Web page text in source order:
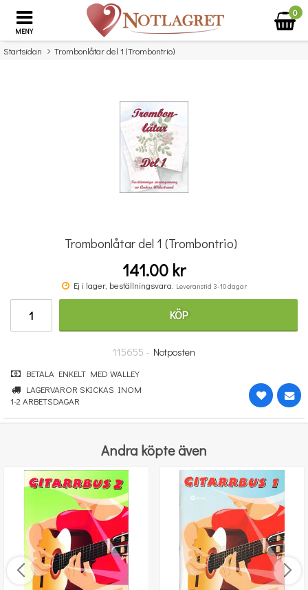
MENY
0
Startsidan Trombonlåtar del 1 (Trombontrio)
Blåsbanken 3 : Stämma 3 i Bb, Tenorsax/Baryton G-klav
Trombonlåtar del 1 (Trombontrio)
141.00 kr
Ej i lager, beställningsvara. Leveranstid 3-10 dagar
KÖP
115655 - Notposten
BETALA ENKELT MED WALLEY
LAGERVAROR SKICKAS INOM
1-2 ARBETSDAGAR
Andra köpte även